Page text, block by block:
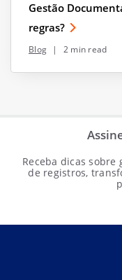
Gestão
regras?
Blog | 2 min read
Receba dicas sobre
de registros,